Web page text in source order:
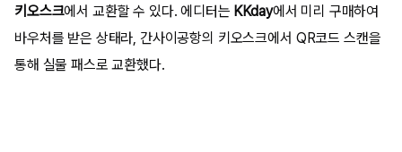
키오스크에서 교환할 수 있다. 에디터는 KKday에서 미리 구매하여
바우처를 받은 상태라, 간사이공항의 키오스크에서 QR코드 스캔을
통해 실물 패스로 교환했다.